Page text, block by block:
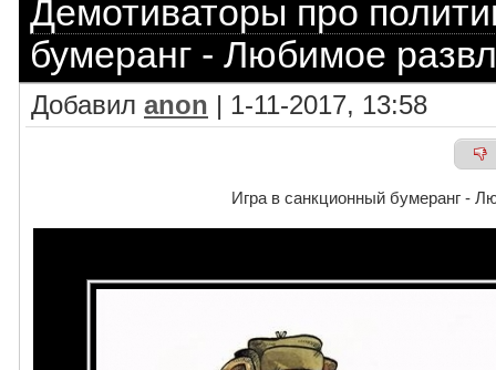
Демотиваторы про
бумеранг - Любимое
Добавил anon | 1-11-2017, 13:58
Игра в санкционный бумеранг -